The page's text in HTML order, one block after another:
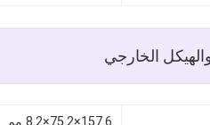
الخارجي